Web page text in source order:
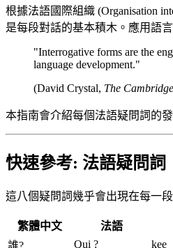
根據法語國際組織 (Organisation
是每段對話的基本積木。應用語
"Interrogative forms are the
language development."
(David Crystal, The
本指南會介紹每個法語疑問詞的
快速參考: 法語疑問詞
這八個疑問詞幾乎會出現在每一
繁體中文 法語
Qui ? kee